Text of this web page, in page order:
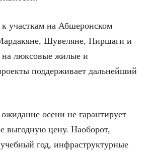
к участкам на Абшеронском
Шувеляне, Пиршаги и
на люксовые жилые и
поддерживает дальнейший
осени не гарантирует
выгодную цену. Наоборот,
год, инфраструктурные